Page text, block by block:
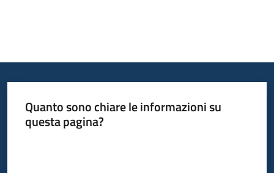
Quanto sono chiare le informazioni su
questa pagina?